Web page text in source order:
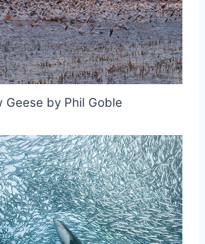
Geese by Phil Goble